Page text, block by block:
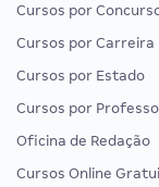
Cursos por
Cursos por Carreira
Cursos por Estado
Cursos por
Oficina de Redação
Cursos Online